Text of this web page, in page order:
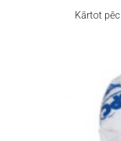
Kārtot pēc